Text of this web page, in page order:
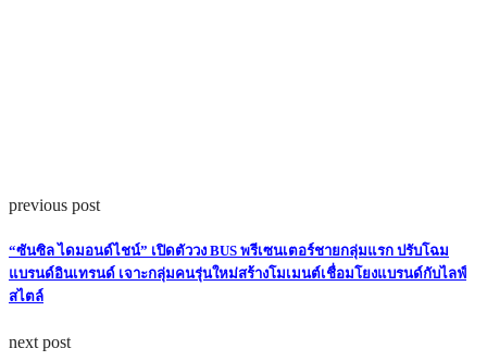
previous post
“ซันซิล ไดมอนด์ไชน์” เปิดตัววง BUS พรีเซนเตอร์ชายกลุ่มแรก ปรับโฉม
แบรนด์อินเทรนด์ เจาะกลุ่มคนรุ่นใหม่สร้างโมเมนต์เชื่อมโยงแบรนด์กับไลฟ์
สไตล์
next post